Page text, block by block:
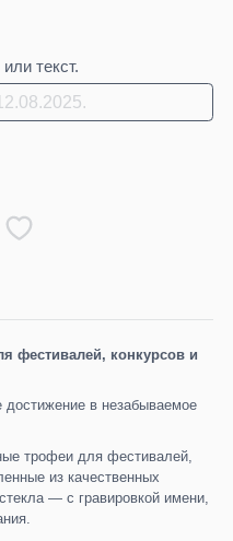
текст.
фестивалей, конкурсов и
в незабываемое
трофеи для фестивалей,
из качественных
— с гравировкой имени,